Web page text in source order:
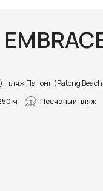
пляж Патонг (Patong
м Песчаный пляж